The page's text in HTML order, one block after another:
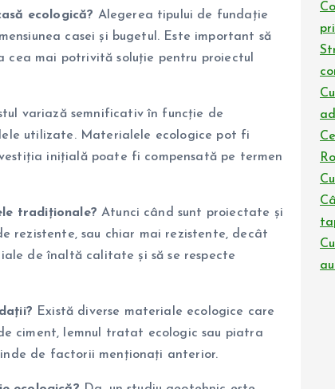
ecologică? Alegerea tipului de fundație
casei și bugetul. Este important să
mai potrivită soluție pentru proiectul
variază semnificativ în funcție de
utilizate. Materialele ecologice pot fi
inițială poate fi compensată pe termen
tradiționale? Atunci când sunt proiectate și
rezistente, sau chiar mai rezistente, decât
de înaltă calitate și să se respecte
Există diverse materiale ecologice care
ciment, lemnul tratat ecologic sau piatra
de factorii menționați anterior.